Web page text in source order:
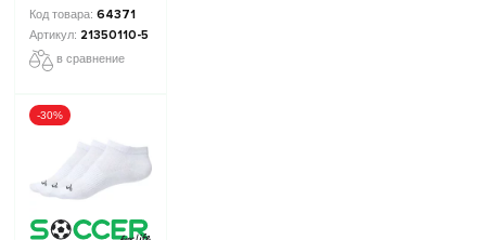
64371
21350110-5
в сравнение
-30%